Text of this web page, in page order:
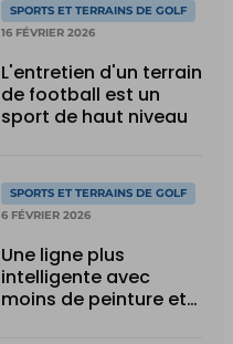
SPORTS ET TERRAINS DE GOLF
16 FÉVRIER 2026
L'entretien d'un terrain
de football est un
sport de haut niveau
SPORTS ET TERRAINS DE GOLF
6 FÉVRIER 2026
Une ligne plus
intelligente avec
moins de peinture et